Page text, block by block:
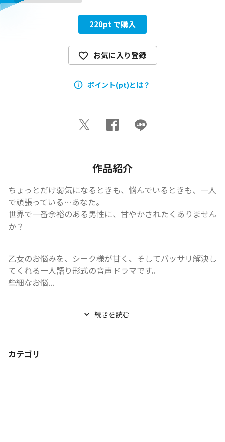
220pt で購入
お気に入り登録
ポイント(pt)とは？
作品紹介
ちょっとだけ弱気になるときも、悩んでいるときも、一人
で頑張っている…あなた。
世界で一番余裕のある男性に、甘やかされたくありません
か？
乙女のお悩みを、シーク様が甘く、そしてバッサリ解決し
てくれる一人語り形式の音声ドラマです。
些細なお悩...
続きを読む
カテゴリ